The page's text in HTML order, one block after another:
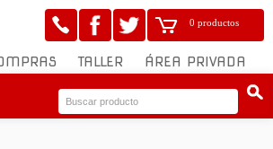
0 productos
TALLER ÁREA PRIVADA